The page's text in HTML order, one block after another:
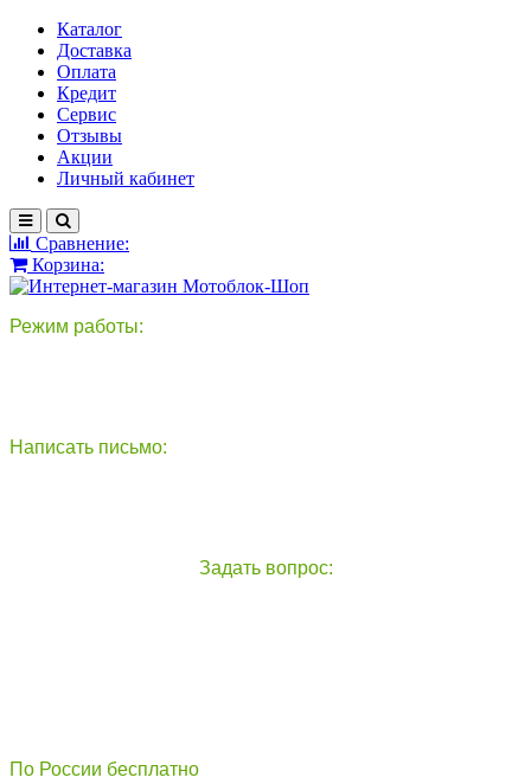
Каталог
Доставка
Оплата
Кредит
Сервис
Отзывы
Акции
Личный кабинет
Сравнение:
Корзина:
Режим работы:
Написать письмо:
Задать вопрос:
По России бесплатно